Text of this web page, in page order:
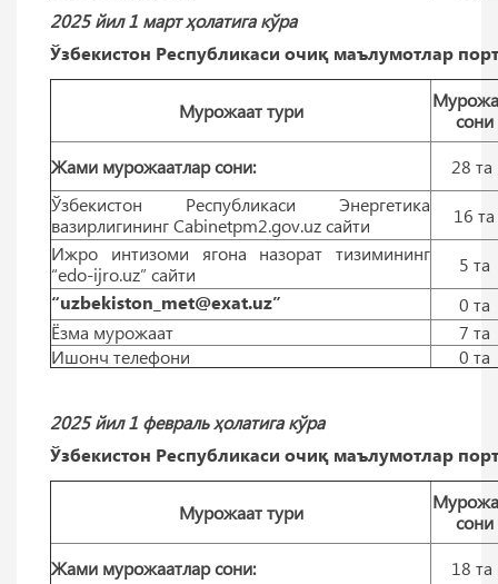
2025 йил 1 март ҳолатига кўра
Ўзбекистон Республикаси очиқ маълумотлар
Мурожаат тури
сони
Жами мурожаатлар сони:
28 тa
Ўзбекистон Республикаси Энергетика
вазирлигининг Cabinetpm2.gov.uz сайти
16 тa
Ижро интизоми ягона назорат тизимининг
“edo-ijro.uz” сайти
5 тa
“uzbekiston_met@exat.uz”
0 тa
Ёзма мурожаат
7 тa
Ишонч телефони
0 тa
2025 йил 1 февраль ҳолатига кўра
Ўзбекистон Республикаси очиқ маълумотлар
Мурожаат тури
сони
Жами мурожаатлар сони:
18 тa